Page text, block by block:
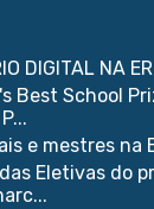
DIGITAL NA
Best School
e mestres na
Eletivas do